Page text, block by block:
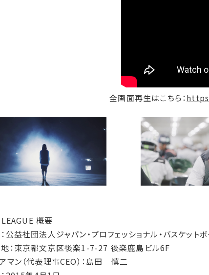
全画面再生はこちら：
概要
公益社団法人ジャパン・プロフェッショナル・バスケット
：東京都文京区後楽1-7-27 後楽鹿島ビル6F
マン（代表理事CEO）：島田 慎二